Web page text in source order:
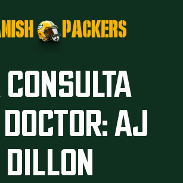
CONSULTA
DOCTOR: AJ
DILLON
26/27